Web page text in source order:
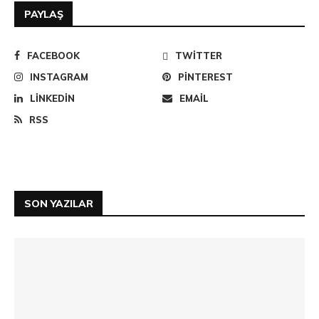
PAYLAŞ
FACEBOOK
TWITTER
INSTAGRAM
PINTEREST
LINKEDIN
EMAIL
RSS
SON YAZILAR